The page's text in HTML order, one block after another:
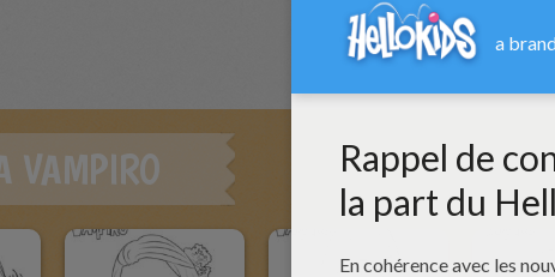
VAMPIRO